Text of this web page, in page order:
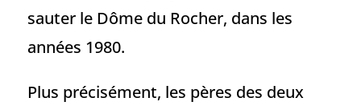
sauter le Dôme du Rocher, dans les
années 1980.
Plus précisément, les pères des deux